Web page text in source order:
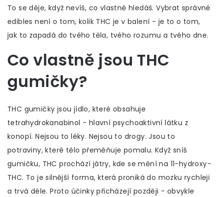
To se děje, když nevíš, co vlastně hledáš. Vybrat správné
edibles není o tom, kolik THC je v balení - je to o tom,
jak to zapadá do tvého těla, tvého rozumu a tvého dne.
Co vlastně jsou THC
gumičky?
THC gumičky jsou jídlo, které obsahuje
tetrahydrokanabinol - hlavní psychoaktivní látku z
konopí. Nejsou to léky. Nejsou to drogy. Jsou to
potraviny, které tělo přeměňuje pomalu. Když sníš
gumičku, THC prochází játry, kde se mění na 11-hydroxy-
THC. To je silnější forma, která proniká do mozku rychleji
a trvá déle. Proto účinky přicházejí později - obvykle